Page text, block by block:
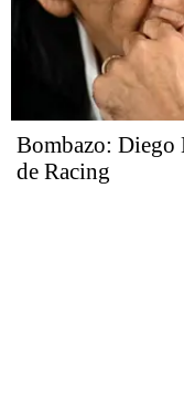
Bombazo: Diego
de Racing